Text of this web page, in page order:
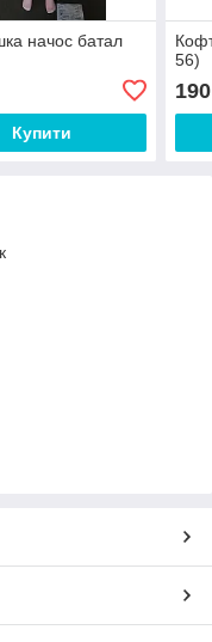
начос батал
Купити
56)
190